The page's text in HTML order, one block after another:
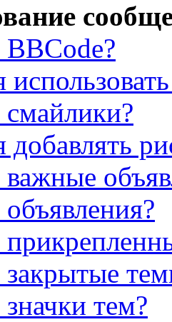
BBCode?
смайлики?
важные
закрытые
тем?